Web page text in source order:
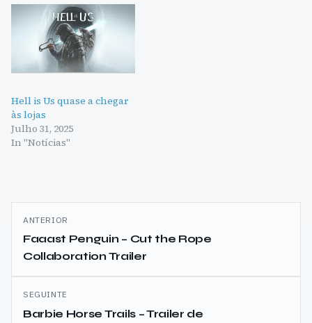
Hell is Us quase a chegar
às lojas
Julho 31, 2025
In "Notícias"
Navegação
de
artigos
ANTERIOR
Faaast Penguin – Cut the Rope
Collaboration Trailer
SEGUINTE
Barbie Horse Trails – Trailer de